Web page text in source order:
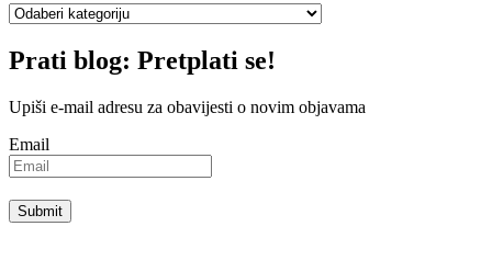
Kategorije
Prati blog: Pretplati se!
Upiši e-mail adresu za obavijesti o novim objavama
Email